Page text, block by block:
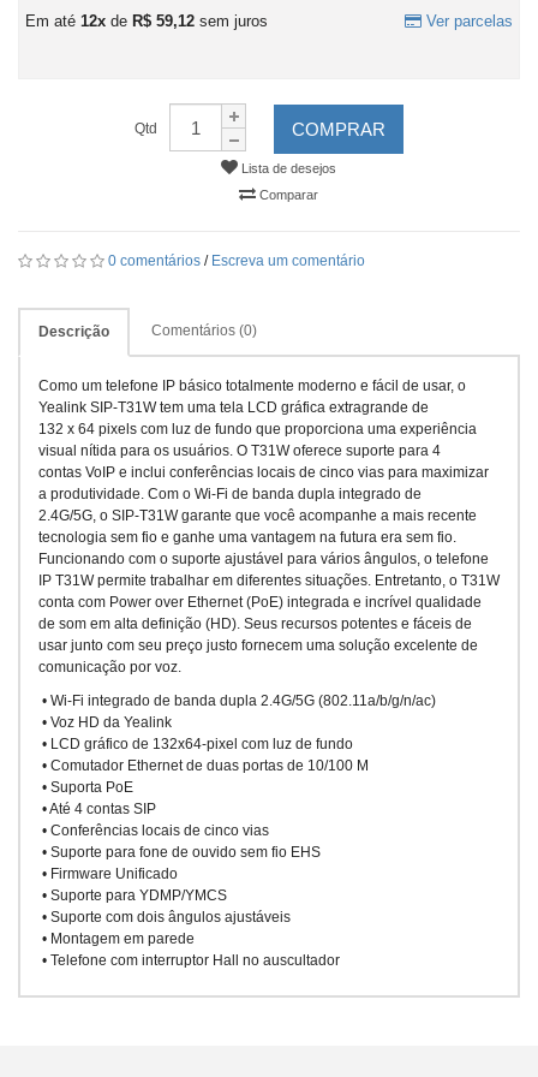
Em até 12x de R$ 59,12 sem juros Ver parcelas
Qtd COMPRAR
Lista de desejos
Comparar
0 comentários / Escreva um comentário
Descrição Comentários (0)
Como um telefone IP básico totalmente moderno e fácil de usar, o
Yealink SIP-T31W tem uma tela LCD gráfica extragrande de
132 x 64 pixels com luz de fundo que proporciona uma experiência
visual nítida para os usuários. O T31W oferece suporte para 4
contas VoIP e inclui conferências locais de cinco vias para maximizar
a produtividade. Com o Wi-Fi de banda dupla integrado de
2.4G/5G, o SIP-T31W garante que você acompanhe a mais recente
tecnologia sem fio e ganhe uma vantagem na futura era sem fio.
Funcionando com o suporte ajustável para vários ângulos, o telefone
IP T31W permite trabalhar em diferentes situações. Entretanto, o T31W
conta com Power over Ethernet (PoE) integrada e incrível qualidade
de som em alta definição (HD). Seus recursos potentes e fáceis de
usar junto com seu preço justo fornecem uma solução excelente de
comunicação por voz.
• Wi-Fi integrado de banda dupla 2.4G/5G (802.11a/b/g/n/ac)
• Voz HD da Yealink
• LCD gráfico de 132x64-pixel com luz de fundo
• Comutador Ethernet de duas portas de 10/100 M
• Suporta PoE
• Até 4 contas SIP
• Conferências locais de cinco vias
• Suporte para fone de ouvido sem fio EHS
• Firmware Unificado
• Suporte para YDMP/YMCS
• Suporte com dois ângulos ajustáveis
• Montagem em parede
• Telefone com interruptor Hall no auscultador